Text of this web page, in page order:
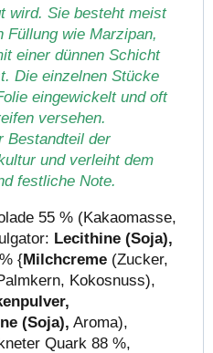
wird. Sie besteht meist
Füllung wie Marzipan,
einer dünnen Schicht
Die einzelnen Stücke
eingewickelt und oft
versehen.
Bestandteil der
und verleiht dem
festliche Note.
55 % (Kakaomasse,
Lecithine (Soja),
{Milchcreme (Zucker,
Kokosnuss),
(Soja), Aroma),
Quark 88 %,